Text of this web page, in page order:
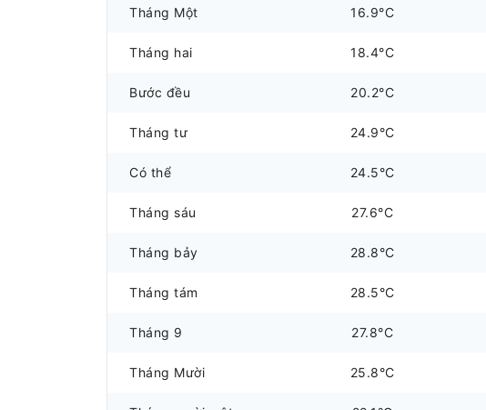
Tháng Một 16.9°C
Tháng hai 18.4°C
Bước đều 20.2°C
Tháng tư 24.9°C
Có thể 24.5°C
Tháng sáu 27.6°C
Tháng bảy 28.8°C
Tháng tám 28.5°C
Tháng 9 27.8°C
Tháng Mười 25.8°C